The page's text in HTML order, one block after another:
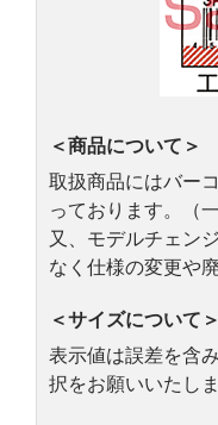
＜商品について＞
取扱商品にはバー
っております。（
又、モデルチェン
なく仕様の変更や
＜サイズについて＞
表示値は誤差を含
択をお願いいたしま